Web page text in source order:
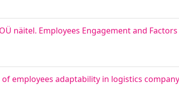
näitel. Employees Engagement and
employees adaptability in logistics company